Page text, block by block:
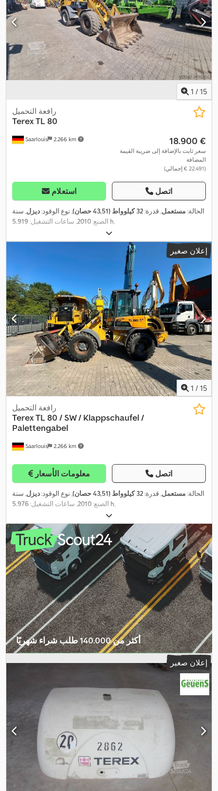
1 / 15
Saarlouis 2.266 km
رافعة التحميل
TerexTL 80
‏18.900 €
سعر ثابت بالإضافة إلى ضريبة القيمة
المضافة
(‏22.491 € إجمالي)
استعلام اتصل
الحالة: مستعمل, قدرة:32 كيلوواط (43,51 حصان) , نوع الوقود:ديزل, سنة
الصنع:2010 , ساعات التشغيل: 5.919 h
إعلان صغير
1 / 15
Saarlouis 2.266 km
رافعة التحميل
TerexTL 80 / SW / Klappschaufel /
Palettengabel
معلومات الأسعار اتصل
الحالة: مستعمل, قدرة:32 كيلوواط (43,51 حصان) , نوع الوقود:ديزل, سنة
الصنع:2010, ساعات التشغيل: 5.976 h,
أكثر من 140.000 طلب شراء شهريًا
اختر باقة التاجر إعلان صغير